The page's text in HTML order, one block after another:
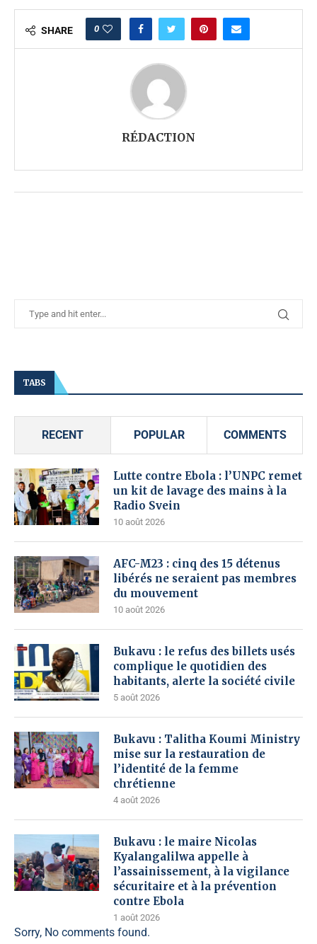
SHARE 0
RÉDACTION
TABS
RECENT POPULAR COMMENTS
Lutte contre Ebola : l’UNPC remet
un kit de lavage des mains à la
Radio Svein
10 août 2026
AFC-M23 : cinq des 15 détenus
libérés ne seraient pas membres
du mouvement
10 août 2026
Bukavu : le refus des billets usés
complique le quotidien des
habitants, alerte la société civile
5 août 2026
Bukavu : Talitha Koumi Ministry
mise sur la restauration de
l’identité de la femme
chrétienne
4 août 2026
Bukavu : le maire Nicolas
Kyalangalilwa appelle à
l’assainissement, à la vigilance
sécuritaire et à la prévention
contre Ebola
1 août 2026
Sorry, No comments found.